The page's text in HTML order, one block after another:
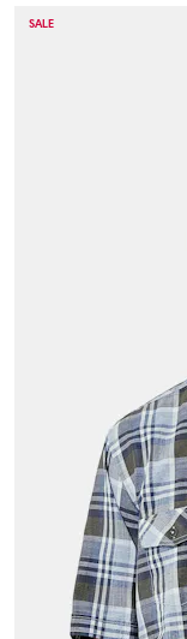
SALE